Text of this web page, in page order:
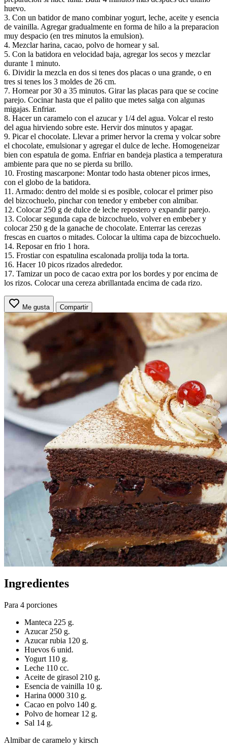
huevo.
3. Con un batidor de mano combinar yogurt, leche, aceite y esencia
de vainilla. Agregar gradualmente en forma de hilo a la preparacion
muy despacio (en tres minutos la emulsion).
4. Mezclar harina, cacao, polvo de hornear y sal.
5. Con la batidora en velocidad baja, agregar los secos y mezclar
durante 1 minuto.
6. Dividir la mezcla en dos si tenes dos placas o una grande, o en
tres si tenes los 3 moldes de 26 cm.
7. Hornear por 30 a 35 minutos. Girar las placas para que se cocine
parejo. Cocinar hasta que el palito que metes salga con algunas
migajas. Enfriar.
8. Hacer un caramelo con el azucar y 1/4 del agua. Volcar el resto
del agua hirviendo sobre este. Hervir dos minutos y apagar.
9. Picar el chocolate. Llevar a primer hervor la crema y volcar sobre
el chocolate, emulsionar y agregar el dulce de leche. Homogeneizar
bien con espatula de goma. Enfriar en bandeja plastica a temperatura
ambiente para que no se pierda su brillo.
10. Frosting mascarpone: Montar todo hasta obtener picos irmes,
con el globo de la batidora.
11. Armado: dentro del molde si es posible, colocar el primer piso
del bizcochuelo, pinchar con tenedor y embeber con almibar.
12. Colocar 250 g de dulce de leche repostero y expandir parejo.
13. Colocar segunda capa de bizcochuelo, volver en embeber y
colocar 250 g de la ganache de chocolate. Enterrar las cerezas
frescas en cuartos o mitades. Colocar la ultima capa de bizcochuelo.
14. Reposar en frio 1 hora.
15. Frostiar con espatulina escalonada prolija toda la torta.
16. Hacer 10 picos rizados alrededor.
17. Tamizar un poco de cacao extra por los bordes y por encima de
los rizos. Colocar una cereza abrillantada encima de cada rizo.
Me gusta Compartir
Ingredientes
Para 4 porciones
Manteca 225 g.
Azucar 250 g.
Azucar rubia 120 g.
Huevos 6 unid.
Yogurt 110 g.
Leche 110 cc.
Aceite de girasol 210 g.
Esencia de vainilla 10 g.
Harina 0000 310 g.
Cacao en polvo 140 g.
Polvo de hornear 12 g.
Sal 14 g.
Almibar de caramelo y kirsch